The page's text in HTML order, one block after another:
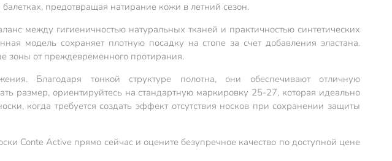
предотвращая натирание кожи в летний сезон.
между гигиеничностью натуральных тканей и практичностью синтетических
модель сохраняет плотную посадку на стопе за счет добавления эластана.
зоны от преждевременного протирания.
Благодаря тонкой структуре полотна, они обеспечивают отличную
размер, ориентируйтесь на стандартную маркировку 25-27, которая идеально
когда требуется создать эффект отсутствия носков при сохранении защиты
Conte Active прямо сейчас и оцените безупречное качество по доступной цене